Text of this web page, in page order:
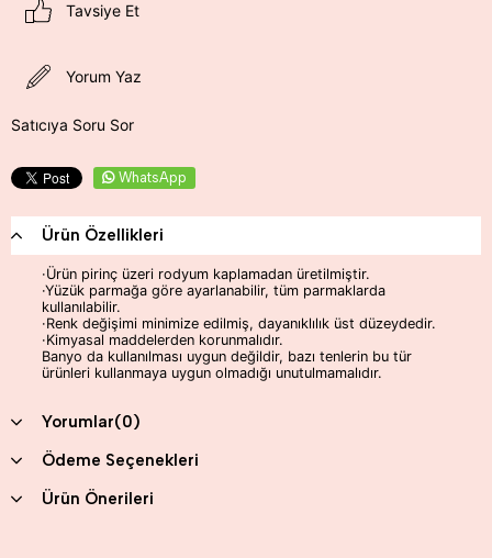
Tavsiye Et
Yorum Yaz
Satıcıya Soru Sor
WhatsApp
Ürün Özellikleri
·Ürün pirinç üzeri rodyum kaplamadan üretilmiştir.
·Yüzük parmağa göre ayarlanabilir, tüm parmaklarda
kullanılabilir.
·Renk değişimi minimize edilmiş, dayanıklılık üst düzeydedir.
·Kimyasal maddelerden korunmalıdır.
Banyo da kullanılması uygun değildir, bazı tenlerin bu tür
ürünleri kullanmaya uygun olmadığı unutulmamalıdır.
Yorumlar(0)
Ödeme Seçenekleri
Ürün Önerileri